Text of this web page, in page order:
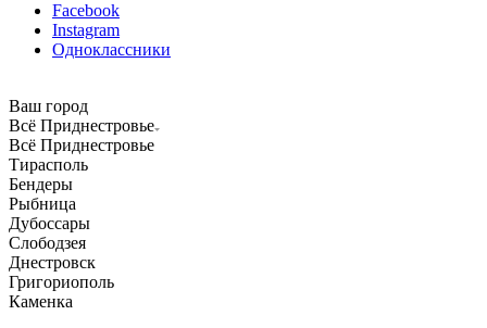
Facebook
Instagram
Одноклассники
Ваш город
Всё Приднестровье
Всё Приднестровье
Тирасполь
Бендеры
Рыбница
Дубоссары
Слободзея
Днестровск
Григориополь
Каменка